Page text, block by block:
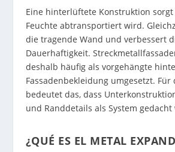
Eine hinterlüftete Konstruktion sorgt
Feuchte abtransportiert wird.
die tragende Wand und verbessert
Dauerhaftigkeit.
deshalb häufig als vorgehängte
Fassadenbekleidung umgesetzt. Für
bedeutet das, dass
und Randdetails als System
¿QUÉ ES EL METAL